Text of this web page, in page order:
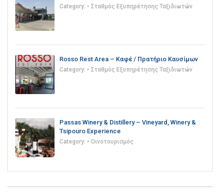
Category: • Σταθμός Εξυπηρέτησης Ταξιδιωτών
Rosso Rest Area – Καφέ / Πρατήριο Καυσίμων
Category: • Σταθμός Εξυπηρέτησης Ταξιδιωτών
Passas Winery & Distillery – Vineyard, Winery &
Tsipouro Experience
Category: • Οινοτουρισμός